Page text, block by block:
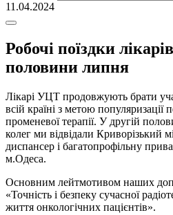
11.04.2024
Робочі поїздки
половини липня
Лікарі УЦТ продовжують брати
всій країні з метою популяризації
променевої терапії. У другій
колег ми відвідали Криворізький
диспансер і багатопрофільну
м.Одеса.
Основним лейтмотивом наших
«Точність і безпеку сучасної
життя онкологічних пацієнтів».